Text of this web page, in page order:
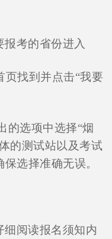
报考的省份进入
页找到并点击“我要
的选项中选择“烟
的测试站以及考试
选择准确无误。
细阅读报名须知内